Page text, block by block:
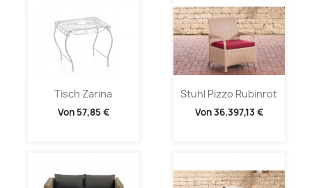
Tisch Zarina
Von 57,85 €
Stuhl Pizzo Rubinrot
Von36.397,13 €